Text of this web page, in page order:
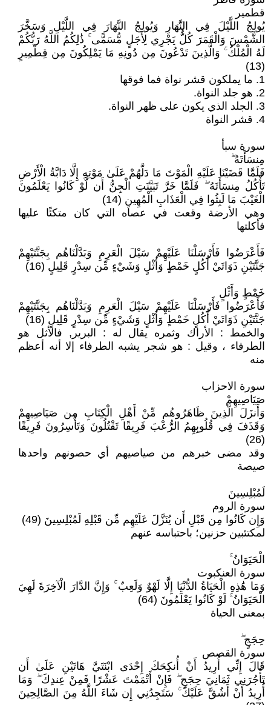
قطمير
يُولِجُ اللَّيْلَ فِي النَّهَارِ وَيُولِجُ النَّهَارَ فِي اللَّيْلِ وَسَخَّرَ
الشَّمْسَ وَالْقَمَرَ كُلٌّ يَجْرِي لِأَجَلٍ مُّسَمًّى ۚ ذَٰلِكُمُ اللَّهُ رَبُّكُمْ
لَهُ الْمُلْكُ ۚ وَالَّذِينَ تَدْعُونَ مِن دُونِهِ مَا يَمْلِكُونَ مِن قِطْمِيرٍ
(13)
1. ما يملكون قشر نواة فما فوقها
2. هو جلد النواة.
3. الجلد الذي يكون على ظهر النواة.
4. قشر النواة
سورة سبأ
مِنسَأَتَهُ ۖ
فَلَمَّا قَضَيْنَا عَلَيْهِ الْمَوْتَ مَا دَلَّهُمْ عَلَىٰ مَوْتِهِ إِلَّا دَابَّةُ الْأَرْضِ
تَأْكُلُ مِنسَأَتَهُ ۖ فَلَمَّا خَرَّ تَبَيَّنَتِ الْجِنُّ أَن لَّوْ كَانُوا يَعْلَمُونَ
الْغَيْبَ مَا لَبِثُوا فِي الْعَذَابِ الْمُهِينِ (14)
وهي الأرضة وقعت في عصاه التي كان متكئًا عليها
فأكلتها
فَأَعْرَضُوا فَأَرْسَلْنَا عَلَيْهِمْ سَيْلَ الْعَرِمِ وَبَدَّلْنَاهُم بِجَنَّتَيْهِمْ
جَنَّتَيْنِ ذَوَاتَيْ أُكُلٍ خَمْطٍ وَأَثْلٍ وَشَيْءٍ مِّن سِدْرٍ قَلِيلٍ (16)
خَمْطٍ وَأَثْلٍ
فَأَعْرَضُوا فَأَرْسَلْنَا عَلَيْهِمْ سَيْلَ الْعَرِمِ وَبَدَّلْنَاهُم بِجَنَّتَيْهِمْ
جَنَّتَيْنِ ذَوَاتَيْ أُكُلٍ خَمْطٍ وَأَثْلٍ وَشَيْءٍ مِّن سِدْرٍ قَلِيلٍ (16)
والخمط : الأراك وثمره يقال له : البرير, فالأثل هو
الطرفاء ، وقيل : هو شجر يشبه الطرفاء إلا أنه أعظم
منه
سورة الاحزاب
صَيَاصِيهِمْ
وَأَنزَلَ الَّذِينَ ظَاهَرُوهُم مِّنْ أَهْلِ الْكِتَابِ مِن صَيَاصِيهِمْ
وَقَذَفَ فِي قُلُوبِهِمُ الرُّعْبَ فَرِيقًا تَقْتُلُونَ وَتَأْسِرُونَ فَرِيقًا
(26)
وقد مضى خبرهم من صياصيهم أي حصونهم واحدها
صيصة
لَمُبْلِسِينَ
سورة الروم
وَإِن كَانُوا مِن قَبْلِ أَن يُنَزَّلَ عَلَيْهِم مِّن قَبْلِهِ لَمُبْلِسِينَ (49)
لمكتئبين حزنين؛ باحتباسه عنهم
الْحَيَوَانُ ۚ
سورة العنكبوت
وَمَا هَٰذِهِ الْحَيَاةُ الدُّنْيَا إِلَّا لَهْوٌ وَلَعِبٌ ۚ وَإِنَّ الدَّارَ الْآخِرَةَ لَهِيَ
الْحَيَوَانُ ۚ لَوْ كَانُوا يَعْلَمُونَ (64)
بمعنى الحياة
حِجَجٍ ۖ
سورة القصص
قَالَ إِنِّي أُرِيدُ أَنْ أُنكِحَكَ إِحْدَى ابْنَتَيَّ هَاتَيْنِ عَلَىٰ أَن
تَأْجُرَنِي ثَمَانِيَ حِجَجٍ ۖ فَإِنْ أَتْمَمْتَ عَشْرًا فَمِنْ عِندِكَ ۖ وَمَا
أُرِيدُ أَنْ أَشُقَّ عَلَيْكَ ۚ سَتَجِدُنِي إِن شَاءَ اللَّهُ مِنَ الصَّالِحِينَ